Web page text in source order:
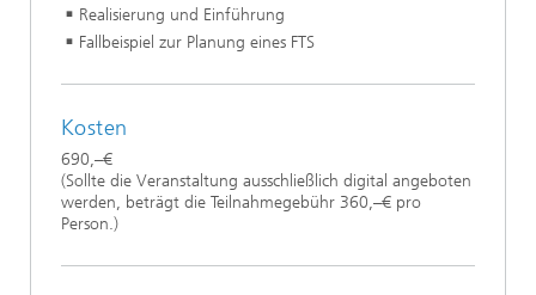
Realisierung und Einführung
Fallbeispiel zur Planung eines FTS
Kosten
690,–€
(Sollte die Veranstaltung ausschließlich digital angeboten
werden, beträgt die Teilnahmegebühr 360,–€ pro
Person.)